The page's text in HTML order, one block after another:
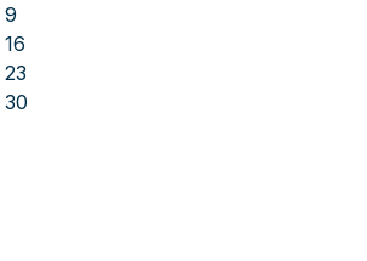
9
16
23
30